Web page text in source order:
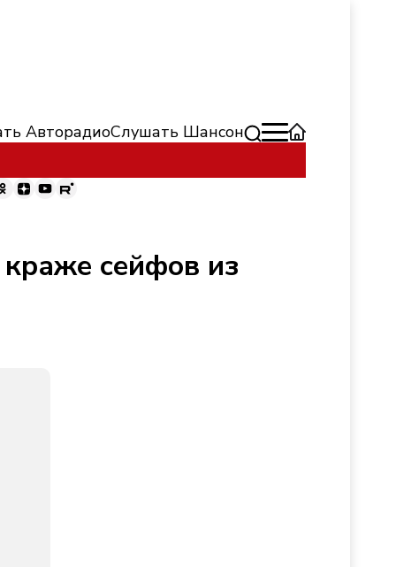
АвторадиоСлушать Шансон
сейфов из